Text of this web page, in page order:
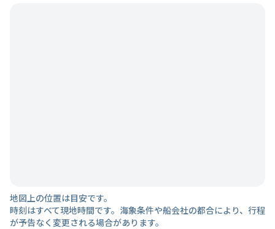
地図上の位置は目安です。
時刻はすべて現地時間です。海象条件や船会社の都合により、行程
が予告なく変更される場合があります。